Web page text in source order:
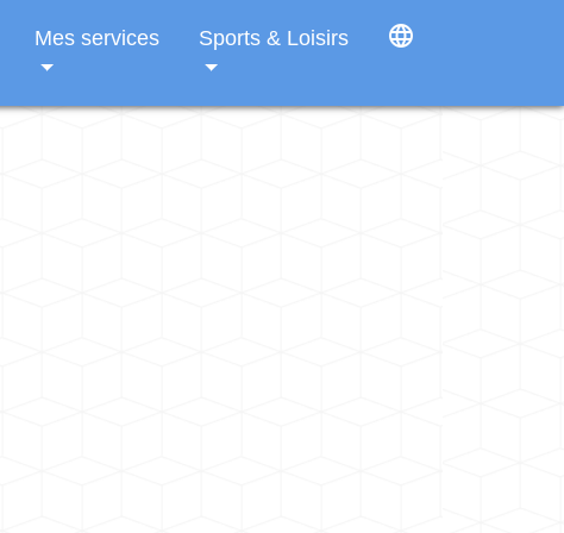
Mes services Sports & Loisirs language